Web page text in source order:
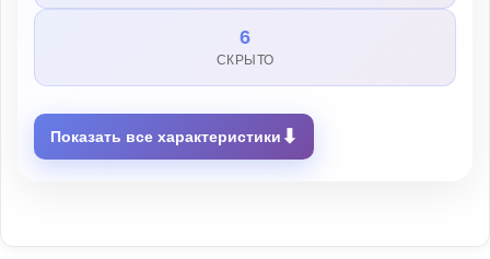
6
СКРЫТО
Показать все характеристики ⬇